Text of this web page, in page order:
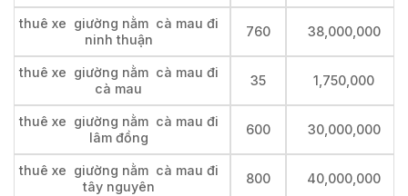
thuê xe giường nằm cà mau đi
ninh thuận
760 38,000,000
thuê xe giường nằm cà mau đi
cà mau
35 1,750,000
thuê xe giường nằm cà mau đi
lâm đồng
600 30,000,000
thuê xe giường nằm cà mau đi
tây nguyên
800 40,000,000